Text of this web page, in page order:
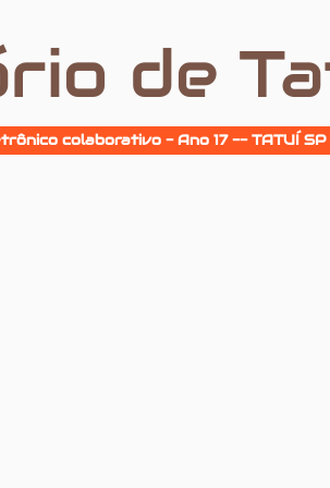
de
colaborativo - Ano 17 -- TATUÍ SP